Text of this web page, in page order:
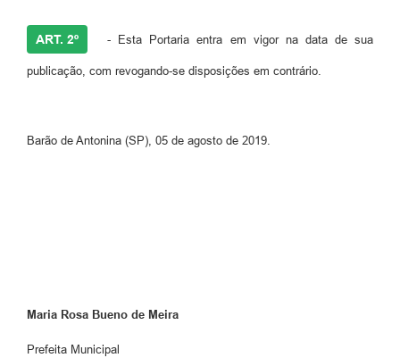
ART. 2º - Esta Portaria entra em vigor na data de sua
publicação, com revogando-se disposições em contrário.
Barão de Antonina (SP), 05 de agosto de 2019.
Maria Rosa Bueno de Meira
Prefeita Municipal